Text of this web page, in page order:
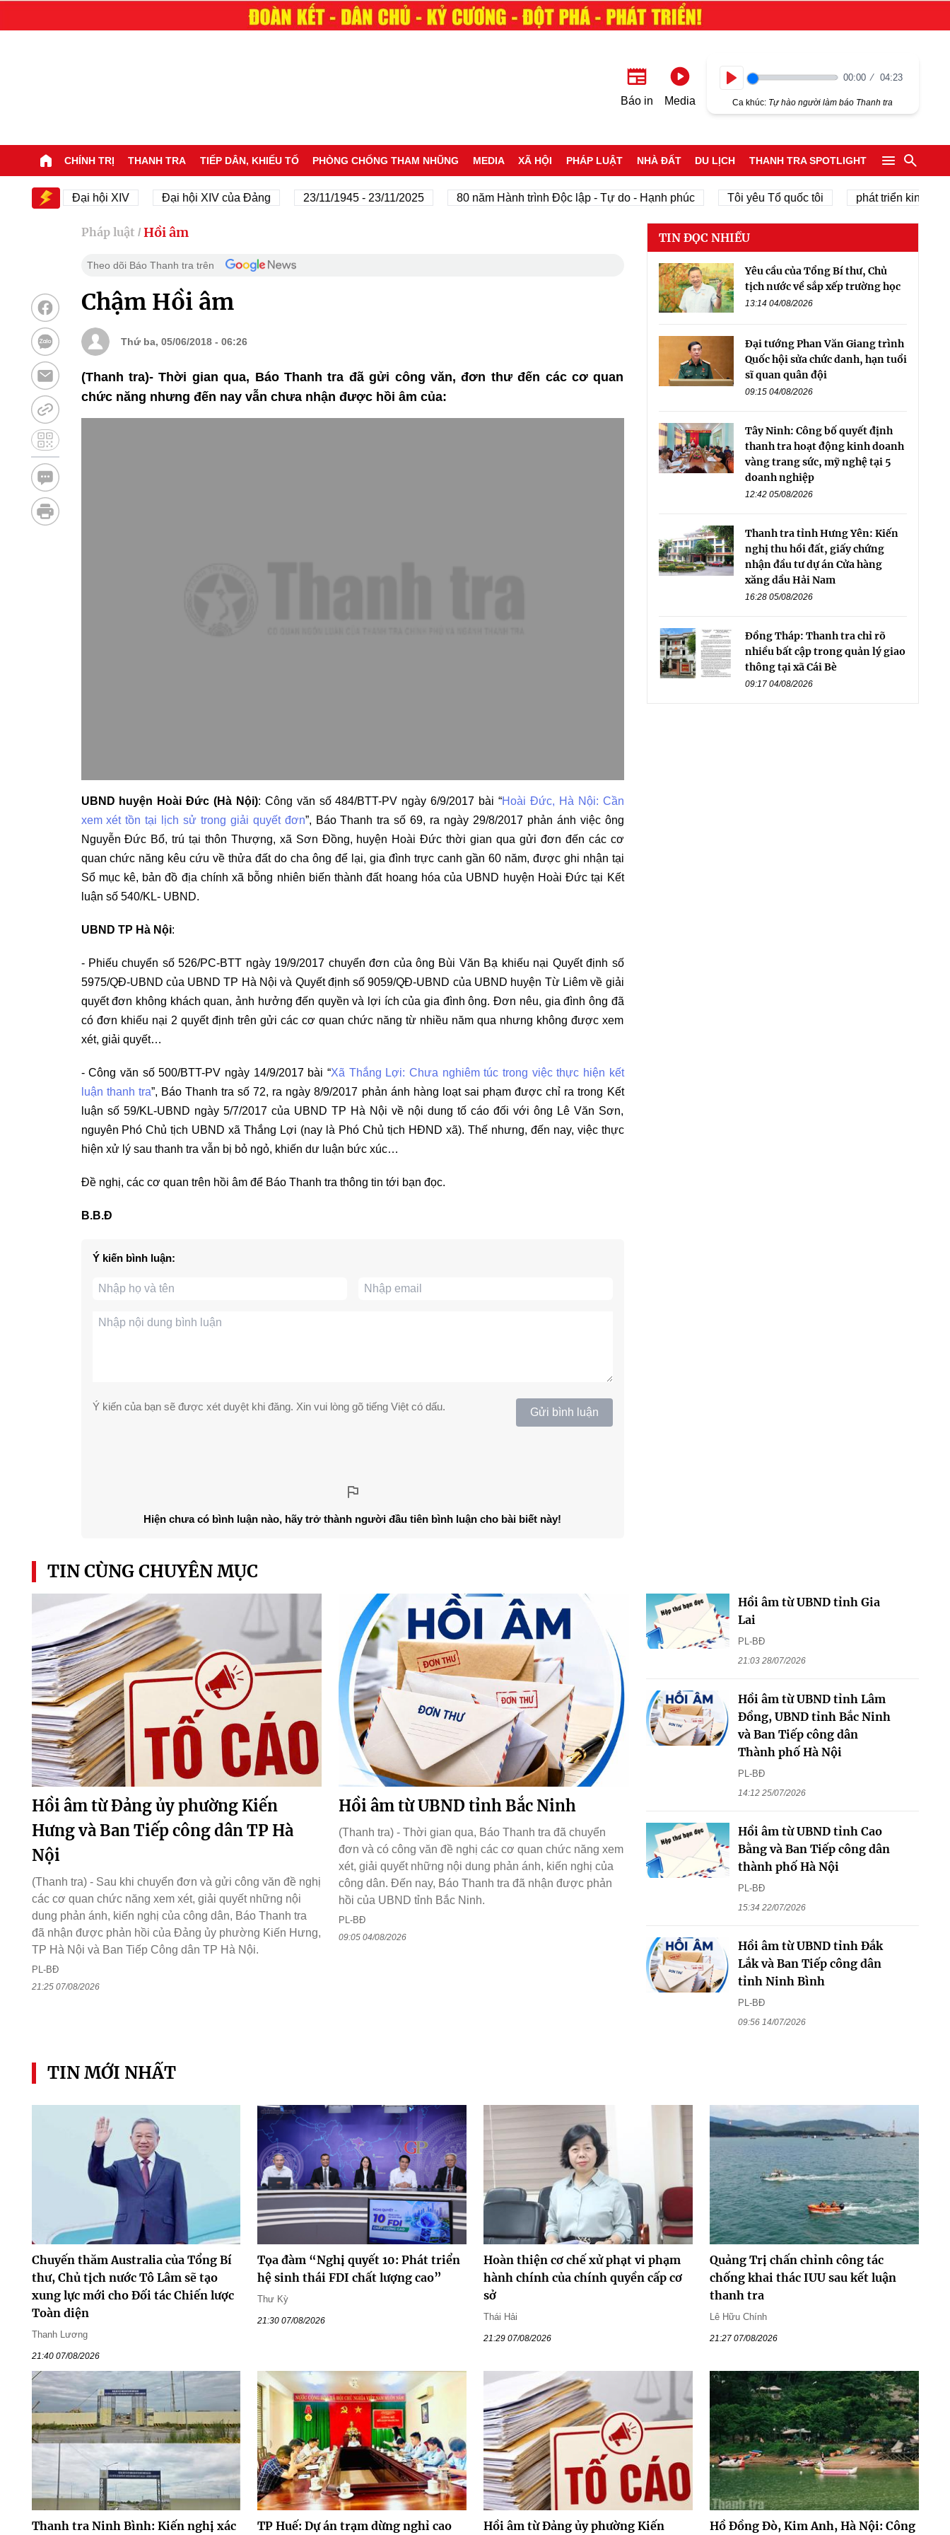
Báo in Media
00:00 04:23
Ca khúc: Tự hào người làm báo Thanh tra
CHÍNH TRỊ THANH TRA TIẾP DÂN, KHIẾU TỐ PHÒNG CHỐNG THAM NHŨNG MEDIA XÃ HỘI PHÁP LUẬT NHÀ ĐẤT DU LỊCH THANH TRA SPOTLIGHT
Đại hội XIV Đại hội XIV của Đảng 23/11/1945 - 23/11/2025 80 năm Hành trình Độc lập - Tự do - Hạnh phúc Tôi yêu Tổ quốc tôi phát triển kinh tế tư nhân
Pháp luật / Hồi âm
Theo dõi Báo Thanh tra trên
Chậm Hồi âm
Thứ ba, 05/06/2018 - 06:26
(Thanh tra)- Thời gian qua, Báo Thanh tra đã gửi công văn, đơn thư đến các cơ quan
chức năng nhưng đến nay vẫn chưa nhận được hồi âm của:
UBND huyện Hoài Đức (Hà Nội): Công văn số 484/BTT-PV ngày 6/9/2017 bài “Hoài Đức, Hà Nội: Cần
xem xét tồn tại lịch sử trong giải quyết đơn”, Báo Thanh tra số 69, ra ngày 29/8/2017 phản ánh việc ông
Nguyễn Đức Bổ, trú tại thôn Thượng, xã Sơn Đồng, huyện Hoài Đức thời gian qua gửi đơn đến các cơ
quan chức năng kêu cứu về thửa đất do cha ông để lại, gia đình trực canh gần 60 năm, được ghi nhận tại
Sổ mục kê, bản đồ địa chính xã bỗng nhiên biến thành đất hoang hóa của UBND huyện Hoài Đức tại Kết
luận số 540/KL- UBND.
UBND TP Hà Nội:
- Phiếu chuyển số 526/PC-BTT ngày 19/9/2017 chuyển đơn của ông Bùi Văn Bạ khiếu nại Quyết định số
5975/QĐ-UBND của UBND TP Hà Nội và Quyết định số 9059/QĐ-UBND của UBND huyện Từ Liêm về giải
quyết đơn không khách quan, ảnh hưởng đến quyền và lợi ích của gia đình ông. Đơn nêu, gia đình ông đã
có đơn khiếu nại 2 quyết định trên gửi các cơ quan chức năng từ nhiều năm qua nhưng không được xem
xét, giải quyết…
- Công văn số 500/BTT-PV ngày 14/9/2017 bài “Xã Thắng Lợi: Chưa nghiêm túc trong việc thực hiện kết
luận thanh tra”, Báo Thanh tra số 72, ra ngày 8/9/2017 phản ánh hàng loạt sai phạm được chỉ ra trong Kết
luận số 59/KL-UBND ngày 5/7/2017 của UBND TP Hà Nội về nội dung tố cáo đối với ông Lê Văn Sơn,
nguyên Phó Chủ tịch UBND xã Thắng Lợi (nay là Phó Chủ tịch HĐND xã). Thế nhưng, đến nay, việc thực
hiện xử lý sau thanh tra vẫn bị bỏ ngỏ, khiến dư luận bức xúc…
Đề nghị, các cơ quan trên hồi âm để Báo Thanh tra thông tin tới bạn đọc.
B.B.Đ
Ý kiến bình luận:
Ý kiến của bạn sẽ được xét duyệt khi đăng. Xin vui lòng gõ tiếng Việt có dấu. Gửi bình luận
Hiện chưa có bình luận nào, hãy trở thành người đầu tiên bình luận cho bài biết này!
TIN ĐỌC NHIỀU
Yêu cầu của Tổng Bí thư, Chủ
tịch nước về sắp xếp trường học
13:14 04/08/2026
Đại tướng Phan Văn Giang trình
Quốc hội sửa chức danh, hạn tuổi
sĩ quan quân đội
09:15 04/08/2026
Tây Ninh: Công bố quyết định
thanh tra hoạt động kinh doanh
vàng trang sức, mỹ nghệ tại 5
doanh nghiệp
12:42 05/08/2026
Thanh tra tỉnh Hưng Yên: Kiến
nghị thu hồi đất, giấy chứng
nhận đầu tư dự án Cửa hàng
xăng dầu Hải Nam
16:28 05/08/2026
Đồng Tháp: Thanh tra chỉ rõ
nhiều bất cập trong quản lý giao
thông tại xã Cái Bè
09:17 04/08/2026
TIN CÙNG CHUYÊN MỤC
Hồi âm từ Đảng ủy phường Kiến
Hưng và Ban Tiếp công dân TP Hà
Nội
(Thanh tra) - Sau khi chuyển đơn và gửi công văn đề nghị
các cơ quan chức năng xem xét, giải quyết những nội
dung phản ánh, kiến nghị của công dân, Báo Thanh tra
đã nhận được phản hồi của Đảng ủy phường Kiến Hưng,
TP Hà Nội và Ban Tiếp Công dân TP Hà Nội.
PL-BĐ
21:25 07/08/2026
Hồi âm từ UBND tỉnh Bắc Ninh
(Thanh tra) - Thời gian qua, Báo Thanh tra đã chuyển
đơn và có công văn đề nghị các cơ quan chức năng xem
xét, giải quyết những nội dung phản ánh, kiến nghị của
công dân. Đến nay, Báo Thanh tra đã nhận được phản
hồi của UBND tỉnh Bắc Ninh.
PL-BĐ
09:05 04/08/2026
Hồi âm từ UBND tỉnh Gia
Lai
PL-BĐ
21:03 28/07/2026
Hồi âm từ UBND tỉnh Lâm
Đồng, UBND tỉnh Bắc Ninh
và Ban Tiếp công dân
Thành phố Hà Nội
PL-BĐ
14:12 25/07/2026
Hồi âm từ UBND tỉnh Cao
Bằng và Ban Tiếp công dân
thành phố Hà Nội
PL-BĐ
15:34 22/07/2026
Hồi âm từ UBND tỉnh Đắk
Lắk và Ban Tiếp công dân
tỉnh Ninh Bình
PL-BĐ
09:56 14/07/2026
TIN MỚI NHẤT
Chuyến thăm Australia của Tổng Bí
thư, Chủ tịch nước Tô Lâm sẽ tạo
xung lực mới cho Đối tác Chiến lược
Toàn diện
Thanh Lương
21:40 07/08/2026
Tọa đàm “Nghị quyết 10: Phát triển
hệ sinh thái FDI chất lượng cao”
Thư Kỳ
21:30 07/08/2026
Hoàn thiện cơ chế xử phạt vi phạm
hành chính của chính quyền cấp cơ
sở
Thái Hải
21:29 07/08/2026
Quảng Trị chấn chỉnh công tác
chống khai thác IUU sau kết luận
thanh tra
Lê Hữu Chính
21:27 07/08/2026
Thanh tra Ninh Bình: Kiến nghị xác TP Huế: Dự án trạm dừng nghỉ cao Hồi âm từ Đảng ủy phường Kiến Hồ Đồng Đò, Kim Anh, Hà Nội: Công